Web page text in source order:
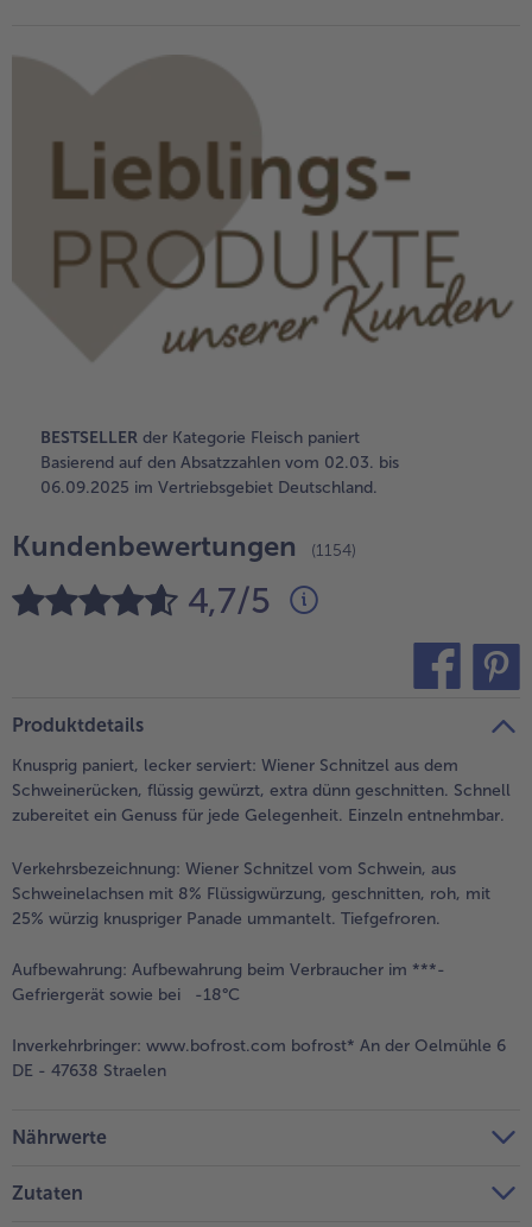
alle Kuchen & Torten
Süßspeisen
alle Süßspeisen
Obst
alle Obst
Wein & Spirituosen
alle Wein & Spirituosen
Küchenutensilien
bofrost*high Protein
alle bofrost*high Protein
bofrost*plus.
alle bofrost*plus.
BESTSELLER der Kategorie Fleisch paniert
Basierend auf den Absatzzahlen vom 02.03. bis
06.09.2025 im Vertriebsgebiet Deutschland.
Kundenbewertungen (1154)
4,7/5
Produktdetails
Knusprig paniert, lecker serviert: Wiener Schnitzel aus dem
Schweinerücken, flüssig gewürzt, extra dünn geschnitten. Schnell
zubereitet ein Genuss für jede Gelegenheit. Einzeln entnehmbar.
Verkehrsbezeichnung: Wiener Schnitzel vom Schwein, aus
Schweinelachsen mit 8% Flüssigwürzung, geschnitten, roh, mit
25% würzig knuspriger Panade ummantelt. Tiefgefroren.
Aufbewahrung: Aufbewahrung beim Verbraucher im ***-
Gefriergerät sowie bei -18°C
Inverkehrbringer: www.bofrost.com bofrost* An der Oelmühle 6
DE - 47638 Straelen
Nährwerte
Zutaten